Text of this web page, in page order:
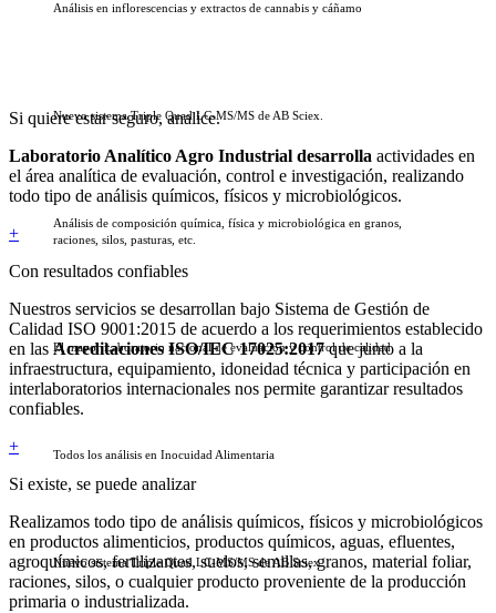
Análisis en inflorescencias y extractos de cannabis y cáñamo
Nuevo sistema Triple Quad LC-MS/MS de AB Sciex.
Análisis de composición química, física y microbiológica en granos,
raciones, silos, pasturas, etc.
El mayor Laboratorio nacional de evaluación y control de calidad
Todos los análisis en Inocuidad Alimentaria
Nuevo sistema Triple Quad LC-MS/MS de AB Sciex.
Si quiere estar seguro, analice.
Laboratorio Analítico Agro Industrial desarrolla actividades en
el área analítica de evaluación, control e investigación, realizando
todo tipo de análisis químicos, físicos y microbiológicos.
+
Con resultados confiables
Nuestros servicios se desarrollan bajo Sistema de Gestión de
Calidad ISO 9001:2015 de acuerdo a los requerimientos establecido
en las Acreditaciones ISO/IEC 17025:2017que junto a la
infraestructura, equipamiento, idoneidad técnica y participación en
interlaboratorios internacionales nos permite garantizar resultados
confiables.
+
Si existe, se puede analizar
Realizamos todo tipo de análisis químicos, físicos y microbiológicos
en productos alimenticios, productos químicos, aguas, efluentes,
agroquímicos, fertilizantes, suelos, semillas, granos, material foliar,
raciones, silos, o cualquier producto proveniente de la producción
primaria o industrializada.